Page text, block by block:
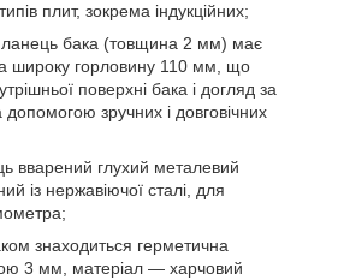
плит, зокрема індукційних;
бака (товщина 2 мм) має
широку горловину 110 мм, що
поверхні бака і догляд за
допомогою зручних і довговічних
вварений глухий металевий
із нержавіючої сталі, для
знаходиться герметична
3 мм, матеріал — харчовий